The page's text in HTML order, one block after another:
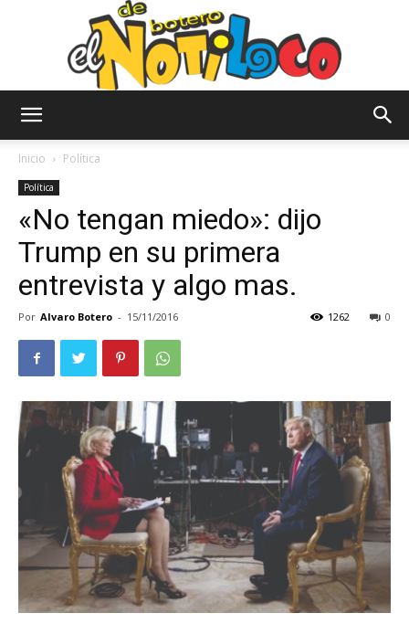
Notiloco
de
Inicio Política
Política
«No tengan miedo»: dijo
Trump en su primera
entrevista y algo mas.
Por Alvaro Botero - 15/11/2016 0
1262